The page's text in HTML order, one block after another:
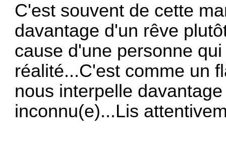
C'est souvent de cette
davantage d'un rêve
cause d'une personne
réalité...C'est comme un
nous interpelle
inconnu(e)...Lis